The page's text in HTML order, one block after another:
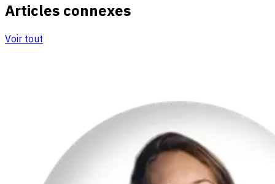
Articles connexes
Voir tout